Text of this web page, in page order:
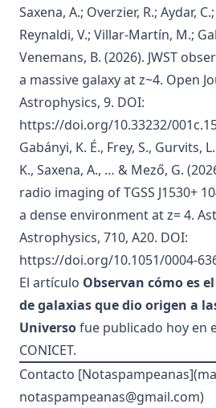
Saxena, A.; Overzier, R.; Aydar,
Reynaldi, V.; Villar-Martín, M.;
Venemans, B. (2026). JWST
a massive galaxy at z~4. Open
Astrophysics, 9. DOI:
https://doi.org/10.33232/
Gabányi, K. É., Frey, S., Gurvits,
K., Saxena, A., … & Mező, G.
radio imaging of TGSS J1530+
a dense environment at z= 4.
Astrophysics, 710, A20. DOI:
https://doi.org/10.1051/0004-
El artículo Observan cómo es
de galaxias que dio origen a
Universofue publicado hoy en
CONICET.
Contacto
notaspampeanas@gmail.com)